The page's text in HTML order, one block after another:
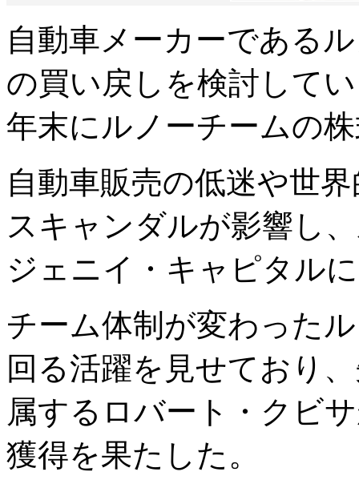
自動車メーカーである
の買い戻しを検討して
年末にルノーチームの
自動車販売の低迷や世
スキャンダルが影響し
ジェニイ・キャピタル
チーム体制が変わった
回る活躍を見せており
属するロバート・クビ
獲得を果たした。